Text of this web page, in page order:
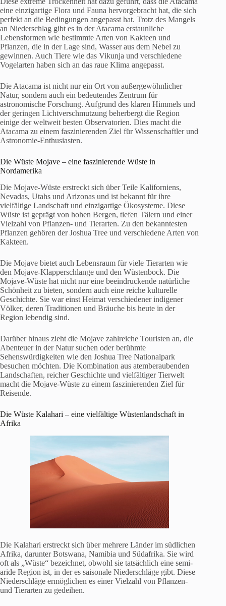
eine einzigartige Flora und Fauna hervorgebracht hat, die sich
perfekt an die Bedingungen angepasst hat. Trotz des Mangels
an Niederschlag gibt es in der Atacama erstaunliche
Lebensformen wie bestimmte Arten von Kakteen und
Pflanzen, die in der Lage sind, Wasser aus dem Nebel zu
gewinnen. Auch Tiere wie das Vikunja und verschiedene
Vogelarten haben sich an das raue Klima angepasst.
Die Atacama ist nicht nur ein Ort von außergewöhnlicher
Natur, sondern auch ein bedeutendes Zentrum für
astronomische Forschung. Aufgrund des klaren Himmels und
der geringen Lichtverschmutzung beherbergt die Region
einige der weltweit besten Observatorien. Dies macht die
Atacama zu einem faszinierenden Ziel für Wissenschaftler und
Astronomie-Enthusiasten.
Die Wüste Mojave – eine faszinierende Wüste in
Nordamerika
Die Mojave-Wüste erstreckt sich über Teile Kaliforniens,
Nevadas, Utahs und Arizonas und ist bekannt für ihre
vielfältige Landschaft und einzigartige Ökosysteme. Diese
Wüste ist geprägt von hohen Bergen, tiefen Tälern und einer
Vielzahl von Pflanzen- und Tierarten. Zu den bekanntesten
Pflanzen gehören der Joshua Tree und verschiedene Arten von
Kakteen.
Die Mojave bietet auch Lebensraum für viele Tierarten wie
den Mojave-Klapperschlange und den Wüstenbock. Die
Mojave-Wüste hat nicht nur eine beeindruckende natürliche
Schönheit zu bieten, sondern auch eine reiche kulturelle
Geschichte. Sie war einst Heimat verschiedener indigener
Völker, deren Traditionen und Bräuche bis heute in der
Region lebendig sind.
Darüber hinaus zieht die Mojave zahlreiche Touristen an, die
Abenteuer in der Natur suchen oder berühmte
Sehenswürdigkeiten wie den Joshua Tree Nationalpark
besuchen möchten. Die Kombination aus atemberaubenden
Landschaften, reicher Geschichte und vielfältiger Tierwelt
macht die Mojave-Wüste zu einem faszinierenden Ziel für
Reisende.
Die Wüste Kalahari – eine vielfältige Wüstenlandschaft in
Afrika
Die Kalahari erstreckt sich über mehrere Länder im südlichen
Afrika, darunter Botswana, Namibia und Südafrika. Sie wird
oft als „Wüste“ bezeichnet, obwohl sie tatsächlich eine semi-
aride Region ist, in der es saisonale Niederschläge gibt. Diese
Niederschläge ermöglichen es einer Vielzahl von Pflanzen-
und Tierarten zu gedeihen.